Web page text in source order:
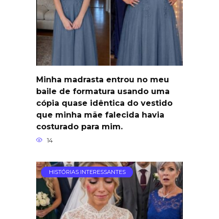
Minha madrasta entrou no meu
baile de formatura usando uma
cópia quase idêntica do vestido
que minha mãe falecida havia
costurado para mim.
14
HISTÓRIAS INTERESSANTES